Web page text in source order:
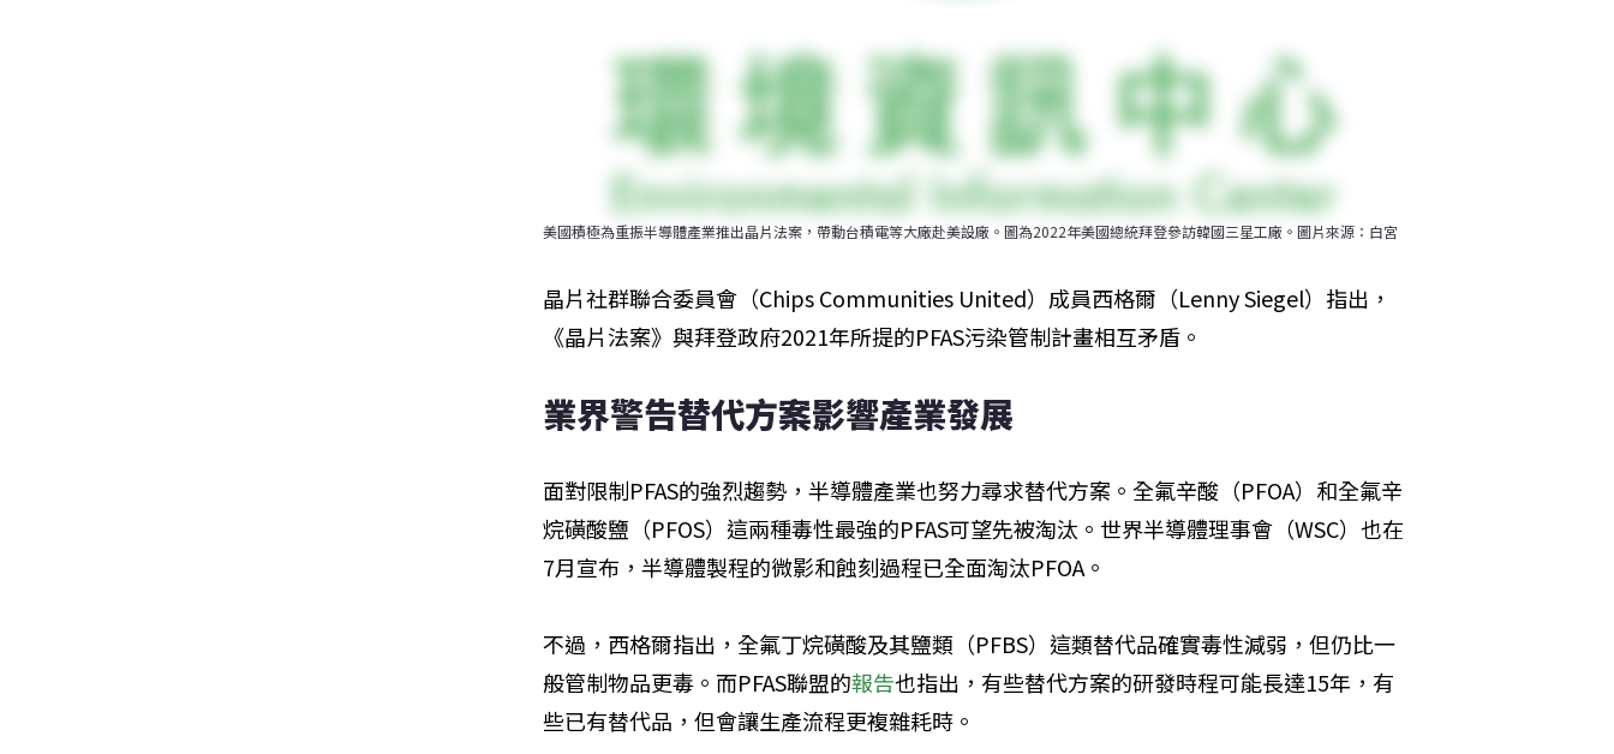
美國積極為重振半導體產業推出晶片法案，帶動台積電等大廠赴美設廠。圖為2022年美國總統拜登參訪韓國三星工廠。圖片來源：白宮
晶片社群聯合委員會（Chips Communities United）成員西格爾（Lenny Siegel）指出，
《晶片法案》與拜登政府2021年所提的PFAS污染管制計畫相互矛盾。
業界警告替代方案影響產業發展
面對限制PFAS的強烈趨勢，半導體產業也努力尋求替代方案。全氟辛酸（PFOA）和全氟辛
烷磺酸鹽（PFOS）這兩種毒性最強的PFAS可望先被淘汰。世界半導體理事會（WSC）也在
7月宣布，半導體製程的微影和蝕刻過程已全面淘汰PFOA。
不過，西格爾指出，全氟丁烷磺酸及其鹽類（PFBS）這類替代品確實毒性減弱，但仍比一
般管制物品更毒。而PFAS聯盟的報告也指出，有些替代方案的研發時程可能長達15年，有
些已有替代品，但會讓生產流程更複雜耗時。